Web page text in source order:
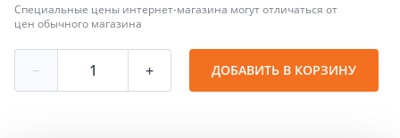
Специальные цены интернет-магазина могут отличаться от
цен обычного магазина
− + ДОБАВИТЬ В КОРЗИНУ